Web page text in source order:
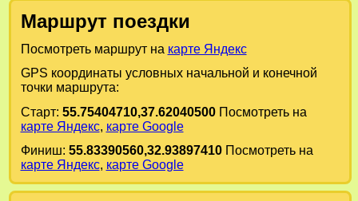
Маршрут поездки
Посмотреть маршрут на карте Яндекс
GPS координаты условных начальной и конечной
точки маршрута:
Старт: 55.75404710,37.62040500Посмотреть на
карте Яндекс, карте Google
Финиш: 55.83390560,32.93897410Посмотреть на
карте Яндекс, карте Google